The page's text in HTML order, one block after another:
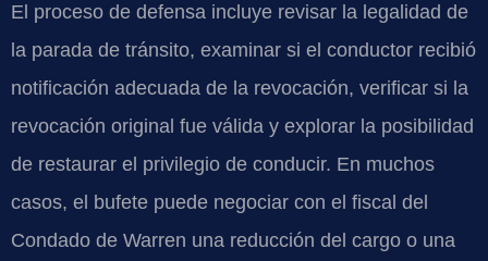
El proceso de defensa incluye revisar la legalidad de
la parada de tránsito, examinar si el conductor recibió
notificación adecuada de la revocación, verificar si la
revocación original fue válida y explorar la posibilidad
de restaurar el privilegio de conducir. En muchos
casos, el bufete puede negociar con el fiscal del
Condado de Warren una reducción del cargo o una